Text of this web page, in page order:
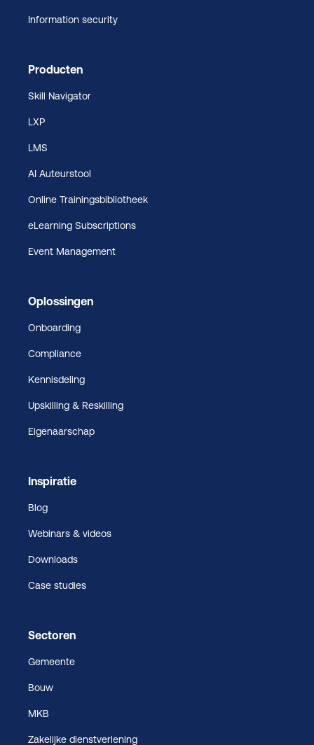
Information security
Producten
Skill Navigator
LXP
LMS
AI Auteurstool
Online Trainingsbibliotheek
eLearning Subscriptions
Event Management
Oplossingen
Onboarding
Compliance
Kennisdeling
Upskilling & Reskilling
Eigenaarschap
Inspiratie
Blog
Webinars & videos
Downloads
Case studies
Sectoren
Gemeente
Bouw
MKB
Zakelijke dienstverlening